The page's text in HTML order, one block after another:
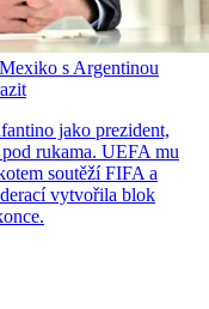
s Argentinou
jako prezident,
rukama. UEFA mu
soutěží FIFA a
vytvořila blok